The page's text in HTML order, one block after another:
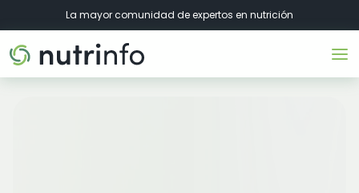
La mayor comunidad de expertos en nutrición